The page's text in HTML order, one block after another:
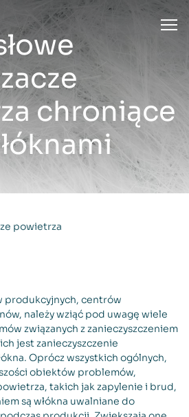
chroniące
powietrza
produkcyjnych, centrów
należy wziąć pod uwagę wiele
związanych z zanieczyszczeniem
jest zanieczyszczenie
Oprócz wszystkich ogólnych,
obiektów problemów,
takich jak zapylenie i brud,
są włókna uwalniane do